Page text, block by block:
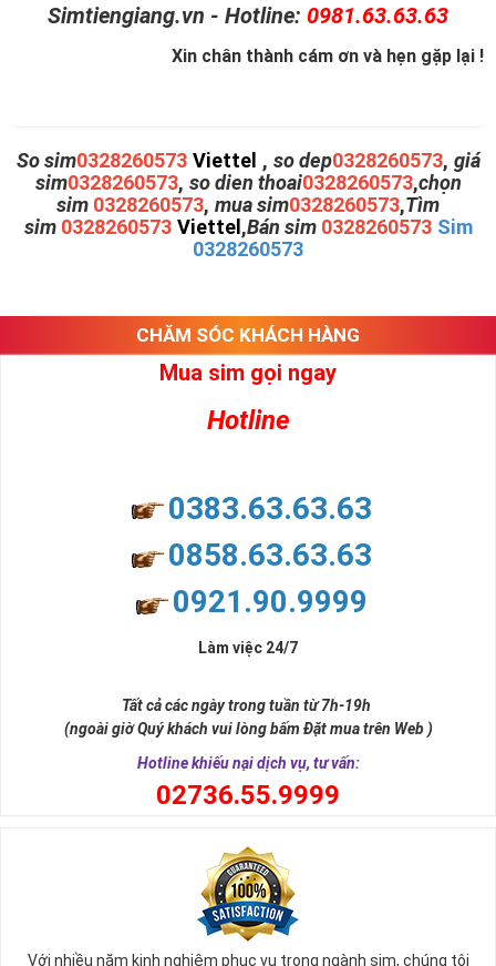
Simtiengiang.vn - Hotline: 0981.63.63.63
Xin chân thành cám ơn và hẹn gặp lại !
So sim0328260573 Viettel , so dep0328260573, giá
sim0328260573, so dien thoai0328260573,chọn
sim 0328260573, mua sim0328260573,Tìm
sim 0328260573 Viettel,Bán sim 0328260573 Sim
0328260573
CHĂM SÓC KHÁCH HÀNG
Mua sim gọi ngay
Hotline
0383.63.63.63
0858.63.63.63
0921.90.9999
Làm việc 24/7
Tất cả các ngày trong tuần từ 7h-19h
(ngoài giờ Quý khách vui lòng bấm Đặt mua trên Web )
Hotline khiếu nại dịch vụ, tư vấn:
02736.55.9999
Với nhiều năm kinh nghiệm phục vụ trong ngành sim, chúng tôi